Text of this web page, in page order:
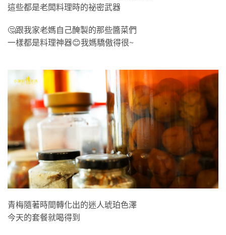
這些都是老闆料理時的祕密武器
🤔跟我家老媽自己醃製的那些醬菜們
一樣都是料理神器😊我媽驕傲得很~
青梅隨著時間轉化出的迷人琥珀色澤
今天的套餐就喝得到